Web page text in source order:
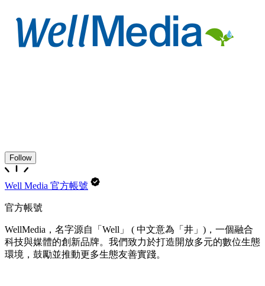
Follow
Well Media 官方帳號
官方帳號
WellMedia，名字源自「Well」 ( 中文意為「井」)，一個融合
科技與媒體的創新品牌。我們致力於打造開放多元的數位生態
環境，鼓勵並推動更多生態友善實踐。